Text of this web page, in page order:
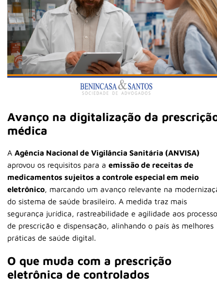
Avanço na digitalização da
médica
A Agência Nacional de Vigilância Sanitária (ANVISA)
aprovou os requisitos para a emissão de receitas de
medicamentos sujeitos a controle especial em meio
eletrônico, marcando um avanço relevante na
do sistema de saúde brasileiro. A medida traz mais
segurança jurídica, rastreabilidade e agilidade aos
de prescrição e dispensação, alinhando o país às melhores
práticas de saúde digital.
O que muda com a prescrição
eletrônica de controlados